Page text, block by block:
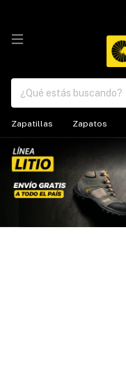
Zapatillas Zapatos